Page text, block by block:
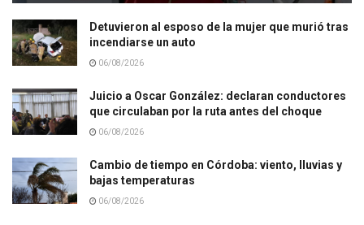
Detuvieron al esposo de la mujer que murió tras
incendiarse un auto
06/08/2026
Juicio a Oscar González: declaran conductores
que circulaban por la ruta antes del choque
06/08/2026
Cambio de tiempo en Córdoba: viento, lluvias y
bajas temperaturas
06/08/2026